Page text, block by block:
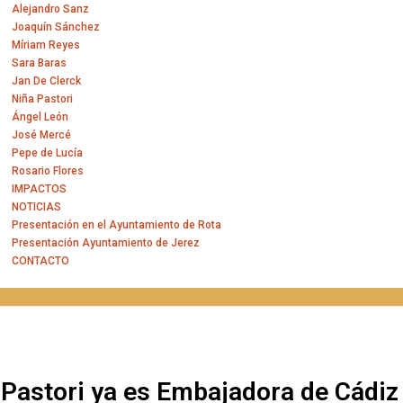
Alejandro Sanz
Joaquín Sánchez
Míriam Reyes
Sara Baras
Jan De Clerck
Niña Pastori
Ángel León
José Mercé
Pepe de Lucía
Rosario Flores
IMPACTOS
NOTICIAS
Presentación en el Ayuntamiento de Rota
Presentación Ayuntamiento de Jerez
CONTACTO
ya es Embajadora de